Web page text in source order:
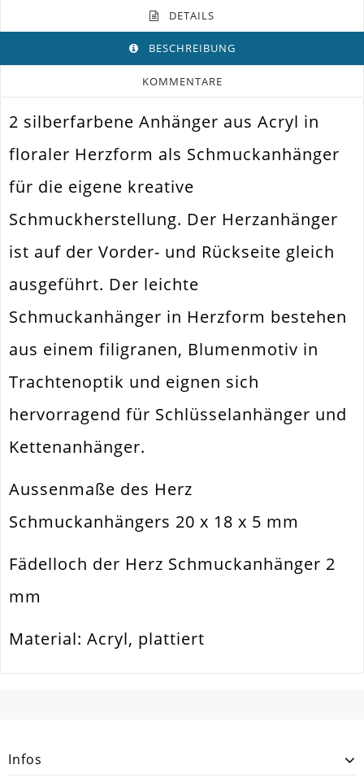
DETAILS
BESCHREIBUNG
KOMMENTARE
Farbe Silber
Funktion Anhänger
Spezifikation Schmuckanhänger
Verwendung
Ketten. Ohrringe. Charm.
Fädelloch /
Innendurchmesser
Material Acryl. Plattiert
2 silberfarbene Anhänger aus Acryl in
floraler Herzform als Schmuckanhänger
für die eigene kreative
Schmuckherstellung. Der Herzanhänger
ist auf der Vorder- und Rückseite gleich
ausgeführt. Der leichte
Schmuckanhänger in Herzform bestehen
aus einem filigranen, Blumenmotiv in
Trachtenoptik und eignen sich
hervorragend für Schlüsselanhänger und
Kettenanhänger.
Aussenmaße des Herz
Schmuckanhängers 20 x 18 x 5 mm
Fädelloch der Herz Schmuckanhänger 2
mm
Material: Acryl, plattiert
Infos